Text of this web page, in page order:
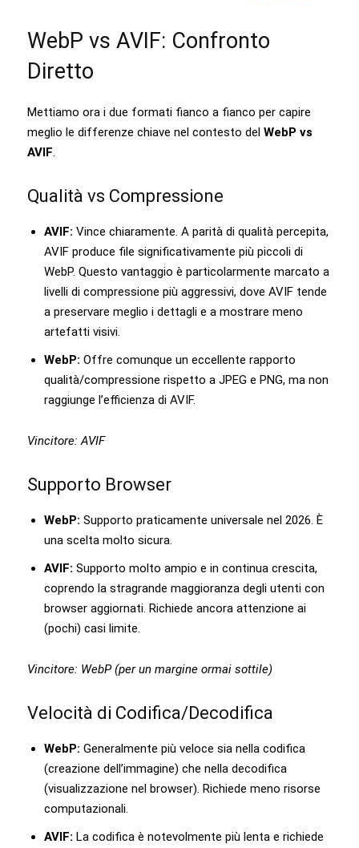
WebP vs AVIF: Confronto
Diretto
Mettiamo ora i due formati fianco a fianco per capire
meglio le differenze chiave nel contesto del WebP vs
AVIF
Qualità vs Compressione
AVIF: Vince chiaramente. A parità di qualità percepita,
AVIF produce file significativamente più piccoli di
WebP. Questo vantaggio è particolarmente marcato a
livelli di compressione più aggressivi, dove AVIF tende
a preservare meglio i dettagli e a mostrare meno
artefatti visivi.
WebP: Offre comunque un eccellente rapporto
qualità/compressione rispetto a JPEG e PNG, ma non
raggiunge l’efficienza di AVIF.
Vincitore: AVIF
Supporto Browser
WebP: Supporto praticamente universale nel 2026. È
una scelta molto sicura.
AVIF: Supporto molto ampio e in continua crescita,
coprendo la stragrande maggioranza degli utenti con
browser aggiornati. Richiede ancora attenzione ai
(pochi) casi limite.
Vincitore: WebP (per un margine ormai sottile)
Velocità di Codifica/Decodifica
WebP: Generalmente più veloce sia nella codifica
(creazione dell’immagine) che nella decodifica
(visualizzazione nel browser). Richiede meno risorse
computazionali.
AVIF: La codifica è notevolmente più lenta e richiede